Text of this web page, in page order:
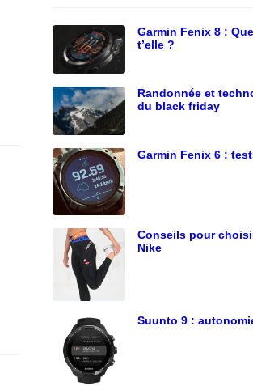
Garmin Fenix 8 :
t’elle ?
Randonnée et
du black friday
Garmin Fenix 6 :
Conseils pour
Nike
Suunto 9 :